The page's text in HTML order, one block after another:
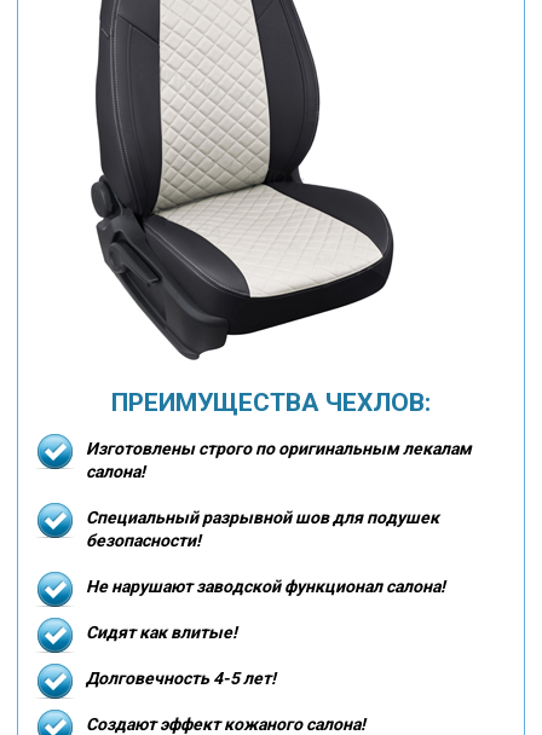
ПРЕИМУЩЕСТВА ЧЕХЛОВ:
Изготовлены строго по оригинальным лекалам
салона!
Специальный разрывной шов для подушек
безопасности!
Не нарушают заводской функционал салона!
Сидят как влитые!
Долговечность 4-5 лет!
Создают эффект кожаного салона!